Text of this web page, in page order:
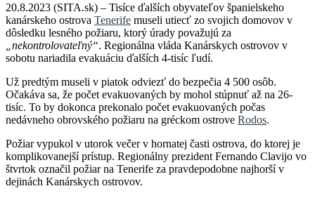
20.8.2023 (SITA.sk) – Tisíce ďalších obyvateľov španielskeho
kanárskeho ostrova Tenerife museli utiecť zo svojich domovov v
dôsledku lesného požiaru, ktorý úrady považujú za
„nekontrolovateľný“. Regionálna vláda Kanárskych ostrovov v
sobotu nariadila evakuáciu ďalších 4-tisíc ľudí.
Už predtým museli v piatok odviezť do bezpečia 4 500 osôb.
Očakáva sa, že počet evakuovaných by mohol stúpnuť až na 26-
tisíc. To by dokonca prekonalo počet evakuovaných počas
nedávneho obrovského požiaru na gréckom ostrove Rodos.
Požiar vypukol v utorok večer v hornatej časti ostrova, do ktorej je
komplikovanejší prístup. Regionálny prezident Fernando Clavijo vo
štvrtok označil požiar na Tenerife za pravdepodobne najhorší v
dejinách Kanárskych ostrovov.